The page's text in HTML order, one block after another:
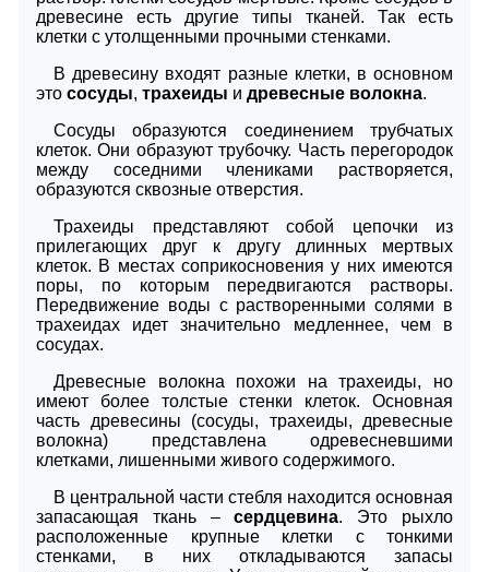
древесине есть другие типы тканей. Так есть
клетки с утолщенными прочными стенками.
В древесину входят разные клетки, в основном
это сосуды, трахеиды и древесные волокна.
Сосуды образуются соединением трубчатых
клеток. Они образуют трубочку. Часть перегородок
между соседними члениками растворяется,
образуются сквозные отверстия.
Трахеиды представляют собой цепочки из
прилегающих друг к другу длинных мертвых
клеток. В местах соприкосновения у них имеются
поры, по которым передвигаются растворы.
Передвижение воды с растворенными солями в
трахеидах идет значительно медленнее, чем в
сосудах.
Древесные волокна похожи на трахеиды, но
имеют более толстые стенки клеток. Основная
часть древесины (сосуды, трахеиды, древесные
волокна) представлена одревесневшими
клетками, лишенными живого содержимого.
В центральной части стебля находится основная
запасающая ткань ‒сердцевина. Это рыхло
расположенные крупные клетки с тонкими
стенками, в них откладываются запасы